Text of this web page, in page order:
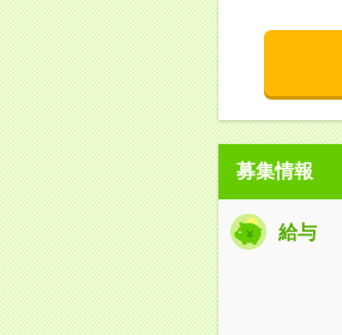
募集情報
給与